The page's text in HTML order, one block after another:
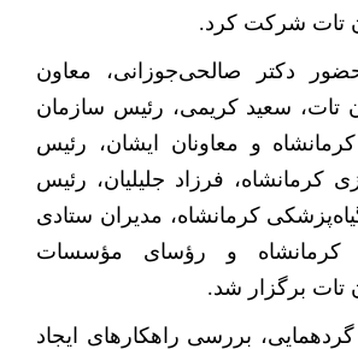
تات شرکت کرد.
دکتر صالحی‌جوزانی، معاون
تات، سعید کریمی، رئیس سازمان
و معاونان ایشان، رئیس
کرمانشاه، فرزاد جلیلیان، رئیس
کرمانشاه، مدیران ستادی
کرمانشاه و رؤسای مؤسسات
تات برگزار شد.
بررسی راهکارهای ایجاد